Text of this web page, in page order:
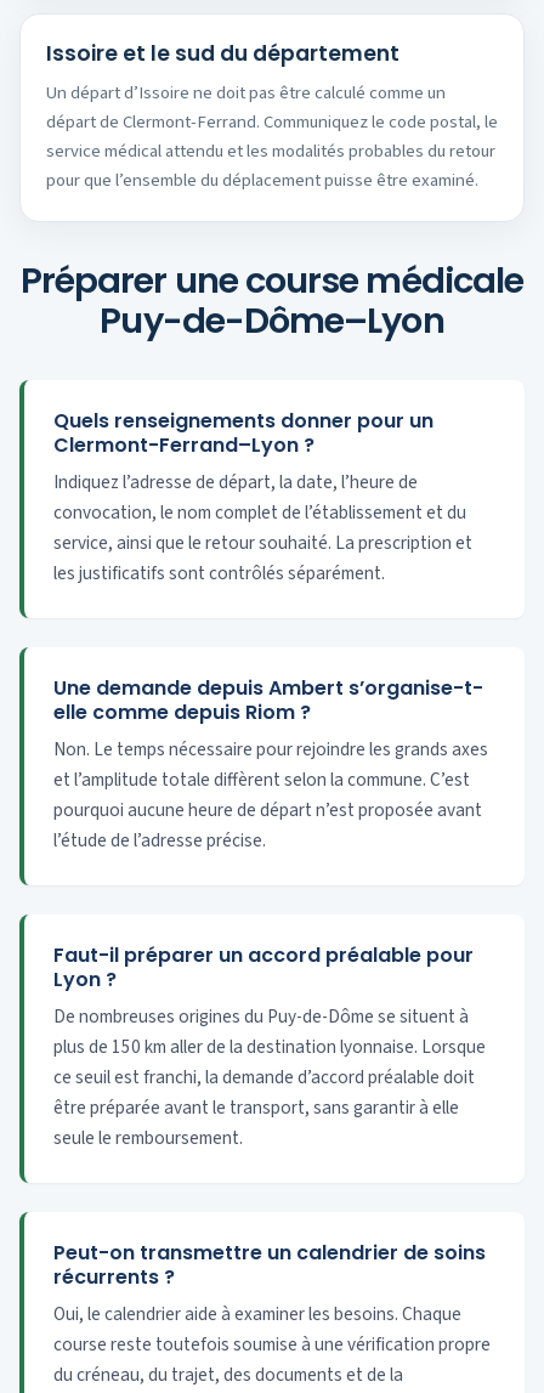
Issoire et le sud du département
Un départ d’Issoire ne doit pas être calculé comme un
départ de Clermont-Ferrand. Communiquez le code postal, le
service médical attendu et les modalités probables du retour
pour que l’ensemble du déplacement puisse être examiné.
Préparer une course médicale
Puy-de-Dôme–Lyon
Quels renseignements donner pour un
Clermont-Ferrand–Lyon ?
Indiquez l’adresse de départ, la date, l’heure de
convocation, le nom complet de l’établissement et du
service, ainsi que le retour souhaité. La prescription et
les justificatifs sont contrôlés séparément.
Une demande depuis Ambert s’organise-t-
elle comme depuis Riom ?
Non. Le temps nécessaire pour rejoindre les grands axes
et l’amplitude totale diffèrent selon la commune. C’est
pourquoi aucune heure de départ n’est proposée avant
l’étude de l’adresse précise.
Faut-il préparer un accord préalable pour
Lyon ?
De nombreuses origines du Puy-de-Dôme se situent à
plus de 150 km aller de la destination lyonnaise. Lorsque
ce seuil est franchi, la demande d’accord préalable doit
être préparée avant le transport, sans garantir à elle
seule le remboursement.
Peut-on transmettre un calendrier de soins
récurrents ?
Oui, le calendrier aide à examiner les besoins. Chaque
course reste toutefois soumise à une vérification propre
du créneau, du trajet, des documents et de la